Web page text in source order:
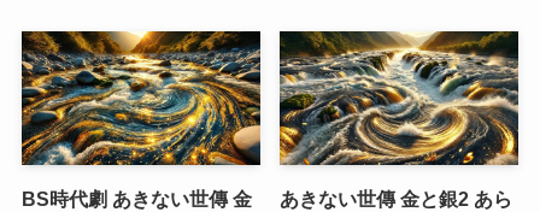
BS時代劇 あきない世傳 金
あきない世傳 金と銀2 あら